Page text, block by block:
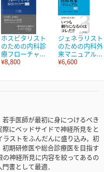
ホスピタリスト
のための内科診
療フローチャ...
¥8,800
ジェネラリスト
のための内科外
来マニュアル...
¥6,600
手医師が最初に身につけるべき
にベッドサイドで神経所見をと
ストをふんだんに盛り込み，初
期研修医や総合診療医を目指す
神経所見に内容を絞ってあるの
書として最適．